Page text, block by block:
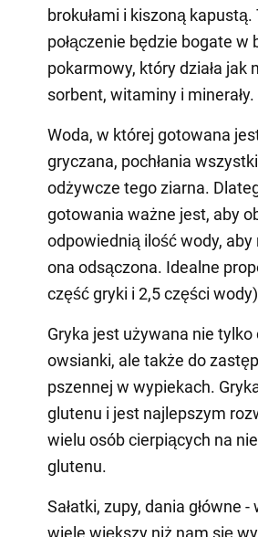
brokułami i kiszoną kapustą.
połączenie będzie bogate w
pokarmowy, który działa jak
sorbent, witaminy i minerały.
Woda, w której gotowana
gryczana, pochłania
odżywcze tego ziarna.
gotowania ważne jest, aby
odpowiednią ilość wody, aby
ona odsączona. Idealne
część gryki i 2,5 części
Gryka jest używana nie tylko
owsianki, ale także do
pszennej w wypiekach.
glutenu i jest najlepszym
wielu osób cierpiących na
glutenu.
Sałatki, zupy, dania główne